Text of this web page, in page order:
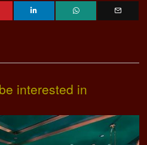
interested in